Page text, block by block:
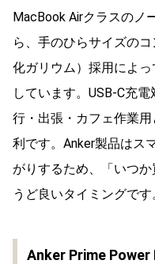
MacBook Airクラスのノ
ら、手のひらサイズの
化ガリウム）採用によ
しています。USB-C充
行・出張・カフェ作業
利です。Anker製品はス
がりするため、「いつ
うど良いタイミングです
Anker Prime Power